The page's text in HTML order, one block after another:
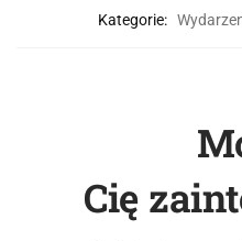
Kategorie:
Cię